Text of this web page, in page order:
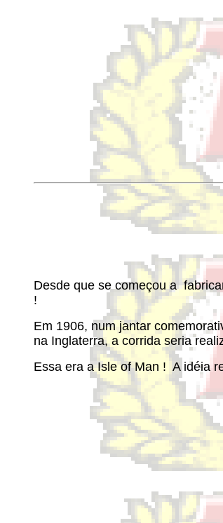
Desde que se começou a
!
Em 1906, num jantar
na Inglaterra, a corrida seria
Essa era a Isle of Man ! A idéia